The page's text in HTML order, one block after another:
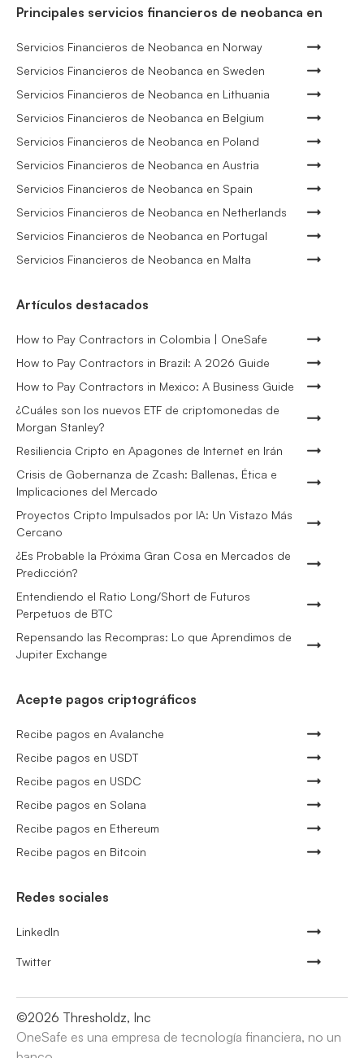
Principales servicios financieros de neobanca en
Servicios Financieros de Neobanca en Norway
Servicios Financieros de Neobanca en Sweden
Servicios Financieros de Neobanca en Lithuania
Servicios Financieros de Neobanca en Belgium
Servicios Financieros de Neobanca en Poland
Servicios Financieros de Neobanca en Austria
Servicios Financieros de Neobanca en Spain
Servicios Financieros de Neobanca en Netherlands
Servicios Financieros de Neobanca en Portugal
Servicios Financieros de Neobanca en Malta
Artículos destacados
How to Pay Contractors in Colombia | OneSafe
How to Pay Contractors in Brazil: A 2026 Guide
How to Pay Contractors in Mexico: A Business Guide
¿Cuáles son los nuevos ETF de criptomonedas de
Morgan Stanley?
Resiliencia Cripto en Apagones de Internet en Irán
Crisis de Gobernanza de Zcash: Ballenas, Ética e
Implicaciones del Mercado
Proyectos Cripto Impulsados por IA: Un Vistazo Más
Cercano
¿Es Probable la Próxima Gran Cosa en Mercados de
Predicción?
Entendiendo el Ratio Long/Short de Futuros
Perpetuos de BTC
Repensando las Recompras: Lo que Aprendimos de
Jupiter Exchange
Acepte pagos criptográficos
Recibe pagos en Avalanche
Recibe pagos en USDT
Recibe pagos en USDC
Recibe pagos en Solana
Recibe pagos en Ethereum
Recibe pagos en Bitcoin
Redes sociales
LinkedIn
Twitter
©2026 Thresholdz, Inc
OneSafe es una empresa de tecnología financiera, no un